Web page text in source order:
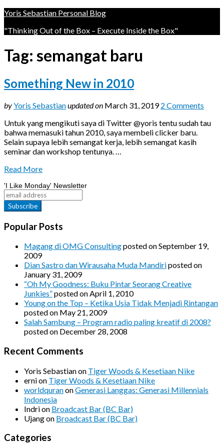
Yoris Sebastian Personal Blog
"Thinking Out of the Box – Execute Inside the Box"
Tag: semangat baru
Something New in 2010
byYoris Sebastianupdated on March 31, 2019 2 Comments
Untuk yang mengikuti saya di Twitter @yoris tentu sudah tau
bahwa memasuki tahun 2010, saya membeli clicker baru.
Selain supaya lebih semangat kerja, lebih semangat kasih
seminar dan workshop tentunya. …
Read More
'I Like Monday' Newsletter
Popular Posts
Magang di OMG Consultingposted on September 19,
2009
Dian Sastro dan Wirausaha Muda Mandiriposted on
January 31, 2009
“Oh My Goodness: Buku Pintar Seorang Creative
Junkies”posted on April 1, 2010
Young on the Top – Ketika Usia Tidak Menjadi Rintangan
posted on May 21, 2009
Salah Sambung – Program radio paling kreatif di 2008?
posted on December 28, 2008
Recent Comments
Yoris Sebastianon Tiger Woods & Kesetiaan Nike
ernion Tiger Woods & Kesetiaan Nike
worldquranonGenerasi Langgas: Generasi Millennials
Indonesia
Indrion Broadcast Bar (BC Bar)
Ujangon Broadcast Bar (BC Bar)
Categories